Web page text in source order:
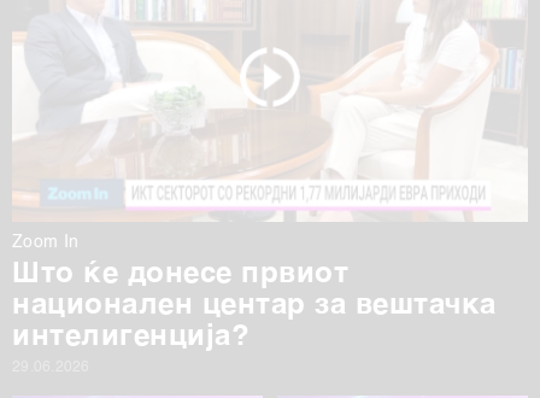
Zoom In
Што ќе донесе првиот
национален центар за вештачка
интелигенција?